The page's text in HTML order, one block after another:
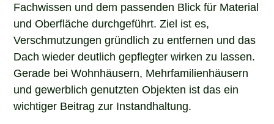
Fachwissen und dem passenden Blick für Material
und Oberfläche durchgeführt. Ziel ist es,
Verschmutzungen gründlich zu entfernen und das
Dach wieder deutlich gepflegter wirken zu lassen.
Gerade bei Wohnhäusern, Mehrfamilienhäusern
und gewerblich genutzten Objekten ist das ein
wichtiger Beitrag zur Instandhaltung.